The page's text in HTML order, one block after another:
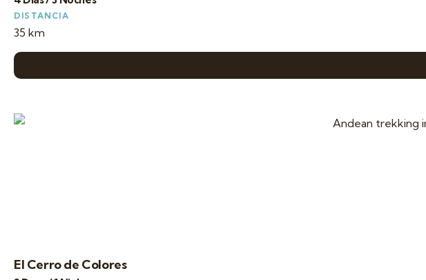
DISTANCIA
35 km
El Cerro de Colores